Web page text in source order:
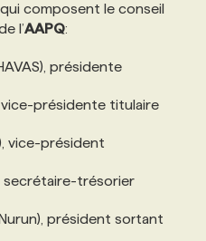
composent le conseil
l’AAPQ:
présidente
vice-présidente titulaire
vice-président
secrétaire-trésorier
président sortant